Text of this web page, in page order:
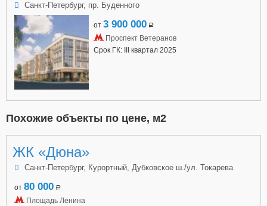
Санкт-Петербург, пр. Буденного
от 3 900 000 a
Проспект Ветеранов
Срок ГК: III квартал 2025
Похожие объекты по цене, м2
ЖК «Дюна»
Санкт-Петербург, Курортный, Дубковское ш./ул. Токарева
от 80 000 a
Площадь Ленина